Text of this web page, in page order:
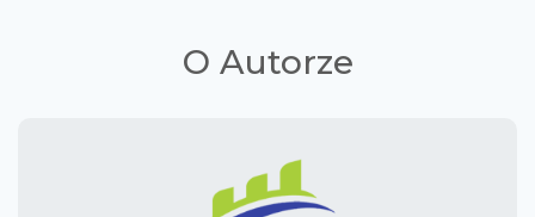
O Autorze